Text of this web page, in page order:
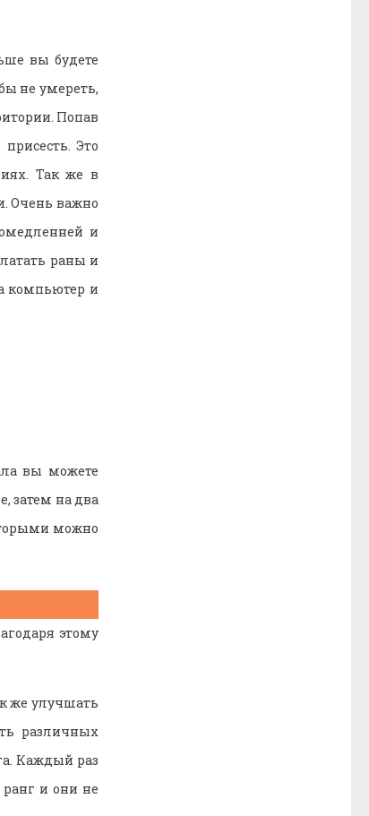
вы будете
не умереть,
Попав
Это
Так же в
Очень важно
и
раны и
компьютер и
вы можете
затем на два
можно
этому
же улучшать
различных
Каждый раз
и они не